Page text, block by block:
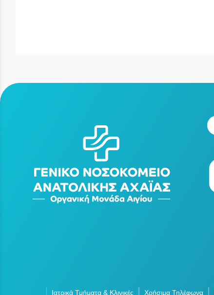
Ιατρικά Τμήματα & Κλινικές Χρήσιμα Τηλέφωνα